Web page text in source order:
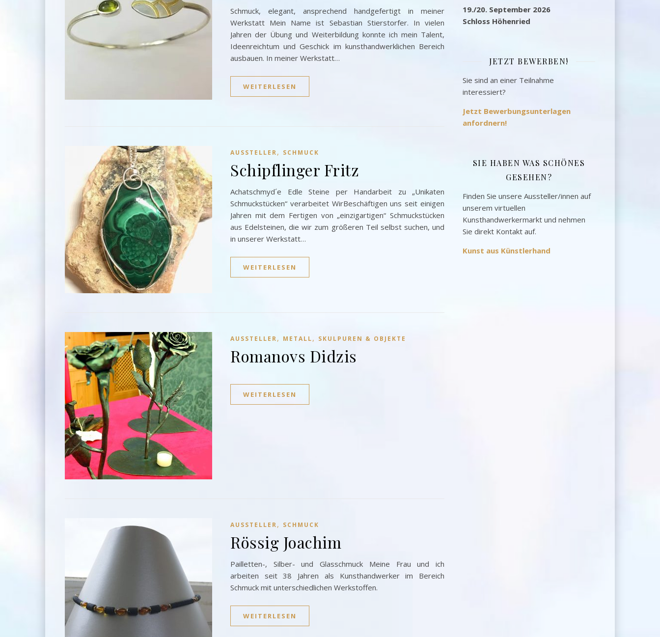
Schmuck, elegant, ansprechend handgefertigt in meiner
Werkstatt Mein Name ist Sebastian Stierstorfer. In vielen
Jahren der Übung und Weiterbildung konnte ich mein Talent,
Ideenreichtum und Geschick im kunsthandwerklichen Bereich
ausbauen. In meiner Werkstatt…
WEITERLESEN
AUSSTELLER, SCHMUCK
Schipflinger Fritz
Achatschmyd´e Edle Steine per Handarbeit zu „Unikaten
Schmuckstücken“ verarbeitet WirBeschäftigen uns seit einigen
Jahren mit dem Fertigen von „einzigartigen“ Schmuckstücken
aus Edelsteinen, die wir zum größeren Teil selbst suchen, und
in unserer Werkstatt…
WEITERLESEN
AUSSTELLER, METALL, SKULPUREN & OBJEKTE
Romanovs Didzis
WEITERLESEN
AUSSTELLER, SCHMUCK
Rössig Joachim
Pailletten-, Silber- und Glasschmuck Meine Frau und ich
arbeiten seit 38 Jahren als Kunsthandwerker im Bereich
Schmuck mit unterschiedlichen Werkstoffen.
WEITERLESEN
19./20. September 2026
Schloss Höhenried
JETZT BEWERBEN!
Sie sind an einer Teilnahme
interessiert?
Jetzt Bewerbungsunterlagen
anfordnern!
SIE HABEN WAS SCHÖNES
GESEHEN?
Finden Sie unsere Aussteller/innen auf
unserem virtuellen
Kunsthandwerkermarkt und nehmen
Sie direkt Kontakt auf.
Kunst aus Künstlerhand